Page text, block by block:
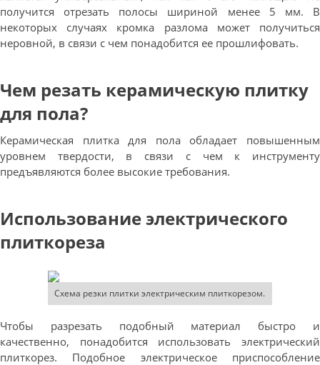
получится отрезать полосы шириной менее 5 мм. В
некоторых случаях кромка разлома может получиться
неровной, в связи с чем понадобится ее прошлифовать.
Чем резать керамическую плитку
для пола?
Керамическая плитка для пола обладает повышенным
уровнем твердости, в связи с чем к инструменту
предъявляются более высокие требования.
Использование электрического
плиткореза
Схема резки плитки электрическим плиткорезом.
Чтобы разрезать подобный материал быстро и
качественно, понадобится использовать электрический
плиткорез. Подобное электрическое приспособление